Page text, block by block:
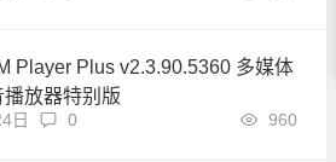
Player Plus v2.3.90.5360 多媒体
播放器特别版
日 960
0